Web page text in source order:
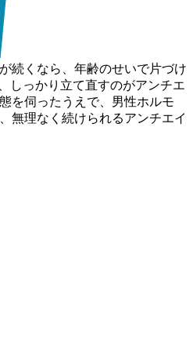
続くなら、年齢のせいで片づけ
しっかり立て直すのがアンチエ
を伺ったうえで、男性ホルモ
無理なく続けられるアンチエイ